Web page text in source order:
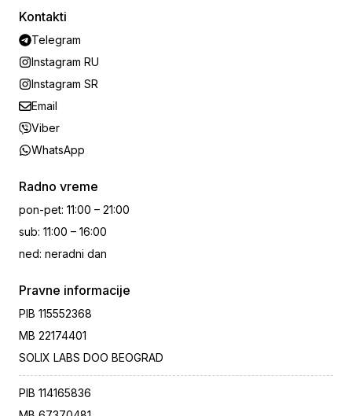
Kontakti
Telegram
Instagram RU
Instagram SR
Email
Viber
WhatsApp
Radno vreme
pon-pet: 11:00 – 21:00
sub: 11:00 – 16:00
ned: neradni dan
Pravne informacije
PIB 115552368
MB 22174401
SOLIX LABS DOO BEOGRAD
PIB 114165836